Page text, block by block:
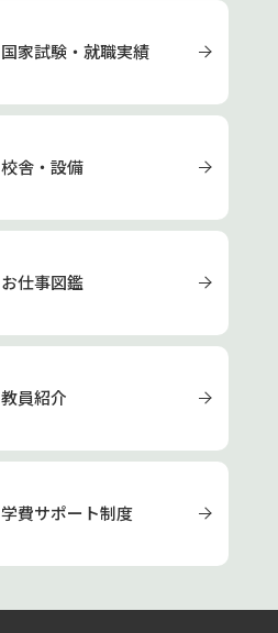
国家試験・就職実績
校舎・設備
お仕事図鑑
教員紹介
学費サポート制度